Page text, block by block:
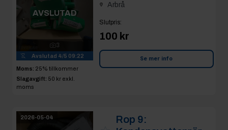
AVSLUTAD
3
Avslutad 4/5 09:22
Moms: 25% tillkommer
Slagavgift: 50 kr exkl.
moms
Arbrå
Slutpris:
100 kr
Se mer info
2026-05-04
Rop 9: